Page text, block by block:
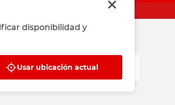
disponibilidad y
Usar ubicación actual